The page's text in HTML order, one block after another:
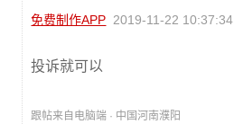
免费制作APP 2019-11-22 10:37:34
投诉就可以
跟帖来自电脑端 · 中国河南濮阳